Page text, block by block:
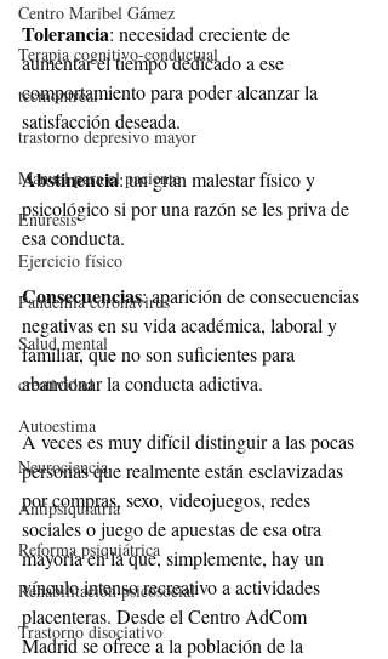
Centro Maribel Gámez
Terapia cognitivo-conductual
tccmontreal
trastorno depresivo mayor
Manual para el paciente
Enuresis
Ejercicio físico
Pandemia coronavirus
Salud mental
creatividad
Autoestima
Neurociencia
Antipsiquiatría
Reforma psiquiátrica
Rehabilitación psicosocial
Trastorno disociativo
Tolerancia: necesidad creciente de
aumentar el tiempo dedicado a ese
comportamiento para poder alcanzar la
satisfacción deseada.
Abstinencia: un gran malestar físico y
psicológico si por una razón se les priva de
esa conducta.
Consecuencias: aparición de consecuencias
negativas en su vida académica, laboral y
familiar, que no son suficientes para
abandonar la conducta adictiva.
A veces es muy difícil distinguir a las pocas
personas que realmente están esclavizadas
por compras, sexo, videojuegos, redes
sociales o juego de apuestas de esa otra
mayoría en la que, simplemente, hay un
vínculo intenso recreativo a actividades
placenteras. Desde el Centro AdCom
Madrid se ofrece a la población de la